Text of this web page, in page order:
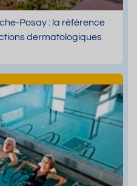
Posay : la référence
dermatologiques